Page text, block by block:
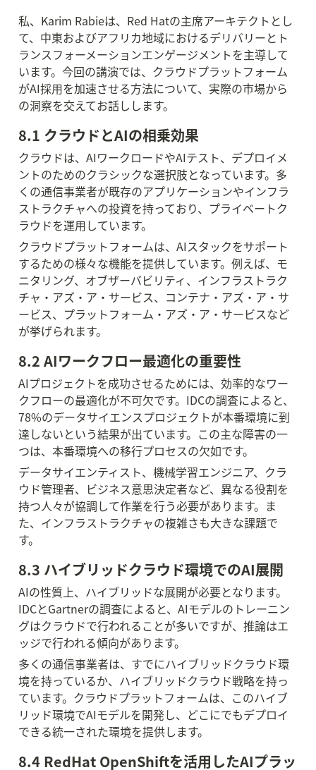
私、Karim Rabieは、Red Hatの主席アーキテクトとし
て、中東およびアフリカ地域におけるデリバリーとト
ランスフォーメーションエンゲージメントを主導して
います。今回の講演では、クラウドプラットフォーム
がAI採用を加速させる方法について、実際の市場から
の洞察を交えてお話しします。
8.1 クラウドとAIの相乗効果
クラウドは、AIワークロードやAIテスト、デプロイメ
ントのためのクラシックな選択肢となっています。多
くの通信事業者が既存のアプリケーションやインフラ
ストラクチャへの投資を持っており、プライベートク
ラウドを運用しています。
クラウドプラットフォームは、AIスタックをサポート
するための様々な機能を提供しています。例えば、モ
ニタリング、オブザーバビリティ、インフラストラク
チャ・アズ・ア・サービス、コンテナ・アズ・ア・サ
ービス、プラットフォーム・アズ・ア・サービスなど
が挙げられます。
8.2 AIワークフロー最適化の重要性
AIプロジェクトを成功させるためには、効率的なワー
クフローの最適化が不可欠です。IDCの調査によると、
78%のデータサイエンスプロジェクトが本番環境に到
達しないという結果が出ています。この主な障害の一
つは、本番環境への移行プロセスの欠如です。
データサイエンティスト、機械学習エンジニア、クラ
ウド管理者、ビジネス意思決定者など、異なる役割を
持つ人々が協調して作業を行う必要があります。ま
た、インフラストラクチャの複雑さも大きな課題で
す。
8.3 ハイブリッドクラウド環境でのAI展開
AIの性質上、ハイブリッドな展開が必要となります。
IDCとGartnerの調査によると、AIモデルのトレーニン
グはクラウドで行われることが多いですが、推論はエ
ッジで行われる傾向があります。
多くの通信事業者は、すでにハイブリッドクラウド環
境を持っているか、ハイブリッドクラウド戦略を持っ
ています。クラウドプラットフォームは、このハイブ
リッド環境でAIモデルを開発し、どこにでもデプロイ
できる統一された環境を提供します。
8.4 RedHat OpenShiftを活用したAIプラッ